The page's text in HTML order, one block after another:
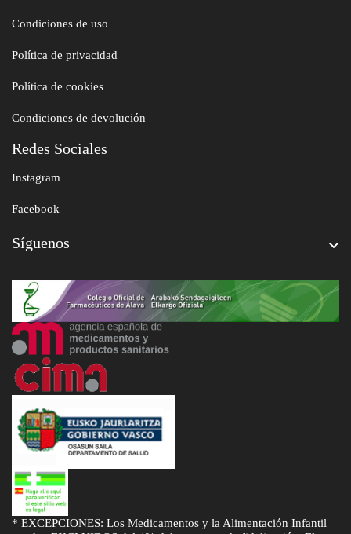
Condiciones de uso
Política de privacidad
Política de cookies
Condiciones de devolución
Redes Sociales
Instagram
Facebook
Síguenos 
* EXCEPCIONES: Los Medicamentos y la Alimentación Infantil